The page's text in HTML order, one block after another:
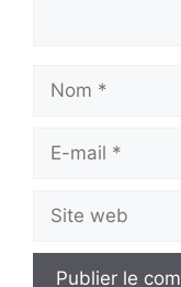
Nom
Site
web